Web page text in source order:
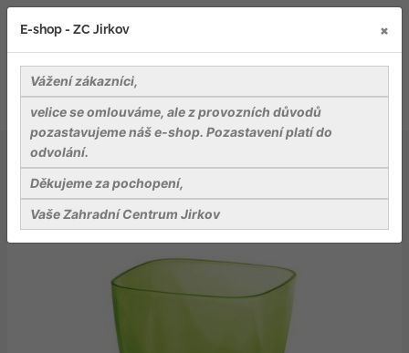
Záhradnické potřeby
Plastové květináče a podmisky
Květináč COUBI hranatý zelený transparentní 13,2cm
E-shop - ZC Jirkov ×
Vážení zákazníci,
velice se omlouváme, ale z provozních důvodů
pozastavujeme náš e-shop. Pozastavení platí do
odvolání.
Děkujeme za pochopení,
Vaše Zahradní Centrum Jirkov